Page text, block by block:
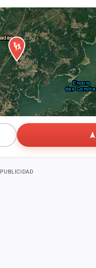
PUBLICIDAD